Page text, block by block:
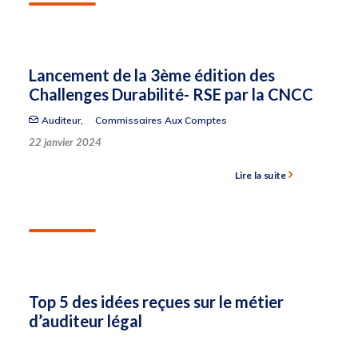
Lancement de la 3ème édition des
Challenges Durabilité- RSE par la CNCC
Auditeur, Commissaires Aux Comptes
22 janvier 2024
Lire la suite
Top 5 des idées reçues sur le métier
d’auditeur légal